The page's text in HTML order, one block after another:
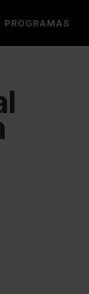
PROGRAMAS